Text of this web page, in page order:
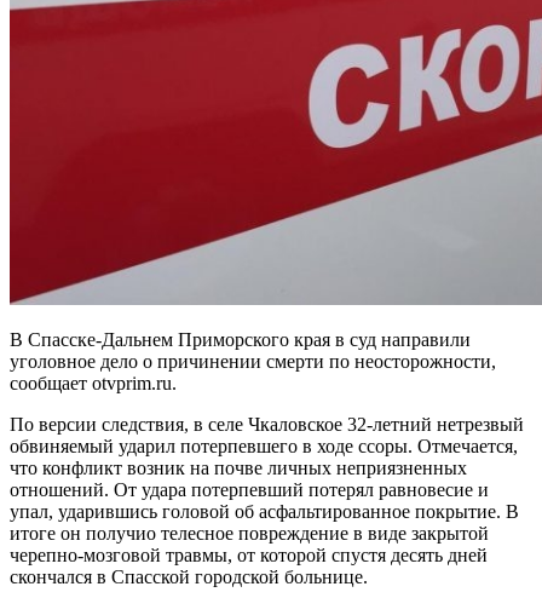
В Спасске-Дальнем Приморского края в суд направили
уголовное дело о причинении смерти по неосторожности,
сообщает otvprim.ru.
По версии следствия, в селе Чкаловское 32-летний нетрезвый
обвиняемый ударил потерпевшего в ходе ссоры. Отмечается,
что конфликт возник на почве личных неприязненных
отношений. От удара потерпевший потерял равновесие и
упал, ударившись головой об асфальтированное покрытие. В
итоге он получио телесное повреждение в виде закрытой
черепно-мозговой травмы, от которой спустя десять дней
скончался в Спасской городской больнице.